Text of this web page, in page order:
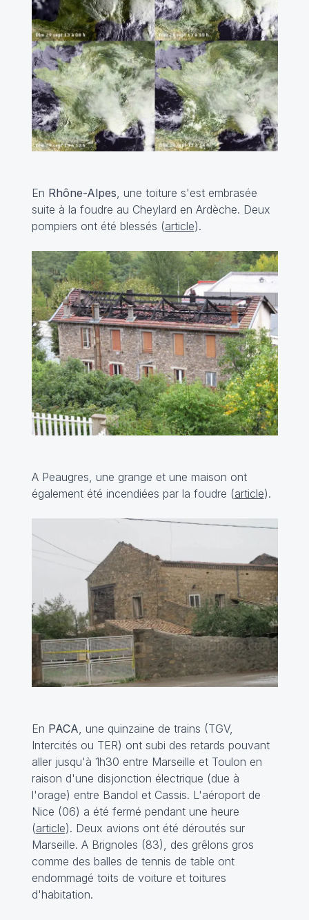
En Rhône-Alpes , une toiture s'est embrasée
suite à la foudre au Cheylard en Ardèche. Deux
pompiers ont été blessés (article).
A Peaugres, une grange et une maison ont
également été incendiées par la foudre (article).
En PACA , une quinzaine de trains (TGV,
Intercités ou TER) ont subi des retards pouvant
aller jusqu'à 1h30 entre Marseille et Toulon en
raison d'une disjonction électrique (due à
l'orage) entre Bandol et Cassis. L'aéroport de
Nice (06) a été fermé pendant une heure
(article). Deux avions ont été déroutés sur
Marseille. A Brignoles (83), des grêlons gros
comme des balles de tennis de table ont
endommagé toits de voiture et toitures
d'habitation.